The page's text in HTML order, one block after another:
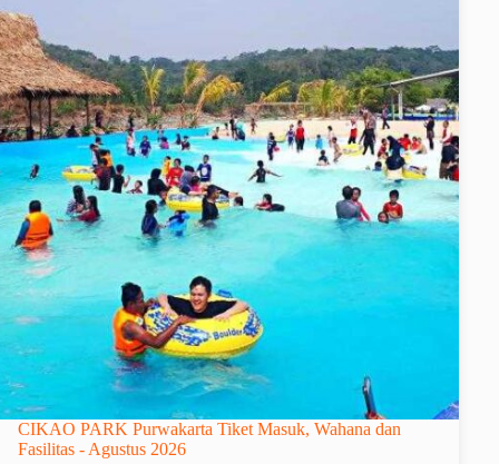
CIKAO PARK Purwakarta Tiket Masuk, Wahana dan
Fasilitas - Agustus 2026